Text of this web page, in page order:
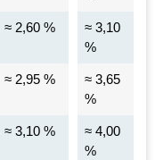
≈ 2,60 %
≈ 3,10
%
≈ 2,95 %
≈ 3,65
%
≈ 3,10 %
≈ 4,00
%